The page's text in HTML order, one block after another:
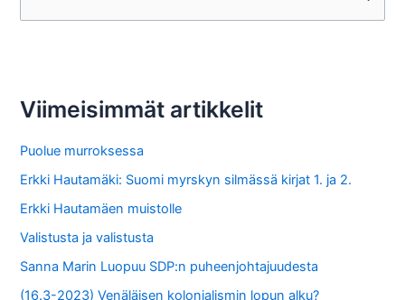
h
:
Viimeisimmät artikkelit
Puolue murroksessa
Erkki Hautamäki: Suomi myrskyn silmässä kirjat 1. ja 2.
Erkki Hautamäen muistolle
Valistusta ja valistusta
Sanna Marin Luopuu SDP:n puheenjohtajuudesta
(16.3-2023) Venäläisen kolonialismin lopun alku?